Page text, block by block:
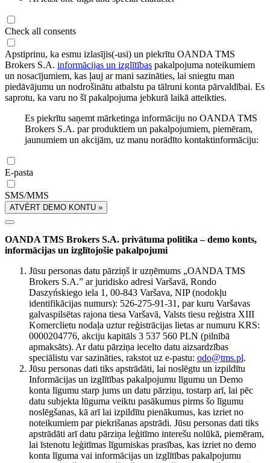
Check all consents
Apstiprinu, ka esmu izlasījis(-usi) un piekrītu OANDA TMS
Brokers S.A. informācijas un izglītības pakalpojuma noteikumiem
un nosacījumiem, kas ļauj ar mani sazināties, lai sniegtu man
piedāvājumu un nodrošinātu atbalstu pa tālruni konta pārvaldībai. Es
saprotu, ka varu no šī pakalpojuma jebkurā laikā atteikties.
Es piekrītu saņemt mārketinga informāciju no OANDA TMS
Brokers S.A. par produktiem un pakalpojumiem, piemēram,
jaunumiem un akcijām, uz manu norādīto kontaktinformāciju:
E-pasta
SMS/MMS
ATVĒRT DEMO KONTU »
OANDA TMS Brokers S.A. privātuma politika – demo konts,
informācijas un izglītojošie pakalpojumi
Jūsu personas datu pārziņš ir uzņēmums „OANDA TMS
Brokers S.A.” ar juridisko adresi Varšavā, Rondo
Daszyńskiego iela 1, 00-843 Varšava, NIP (nodokļu
identifikācijas numurs): 526-275-91-31, par kuru Varšavas
galvaspilsētas rajona tiesa Varšavā, Valsts tiesu reģistra XIII
Komerclietu nodaļa uztur reģistrācijas lietas ar numuru KRS:
0000204776, akciju kapitāls 3 537 560 PLN (pilnībā
apmaksāts). Ar datu pārziņa iecelto datu aizsardzības
speciālistu var sazināties, rakstot uz e-pastu: odo@tms.pl.
Jūsu personas dati tiks apstrādāti, lai noslēgtu un izpildītu
Informācijas un izglītības pakalpojumu līgumu un Demo
konta līgumu starp jums un datu pārziņu, tostarp arī, lai pēc
datu subjekta lūguma veiktu pasākumus pirms šo līgumu
noslēgšanas, kā arī lai izpildītu pienākumus, kas izriet no
noteikumiem par piekrišanas apstrādi. Jūsu personas dati tiks
apstrādāti arī datu pārziņa leģitīmo interešu nolūkā, piemēram,
lai īstenotu leģitīmas līgumiskas prasības, kas izriet no demo
konta līguma vai informācijas un izglītības pakalpojumu